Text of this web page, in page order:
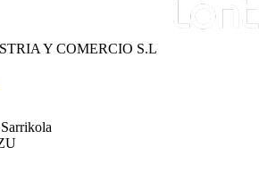
Y COMERCIO S.L